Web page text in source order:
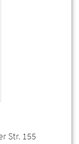
Str. 155